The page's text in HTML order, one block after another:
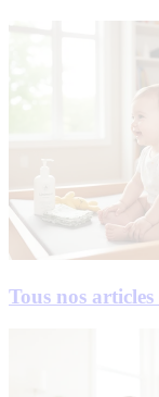
Tous nos articles